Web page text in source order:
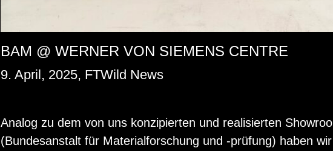
BAM @ WERNER VON SIEMENS CENTRE
9. April, 2025, FTWild News
Ana­log zu dem von uns kon­zi­pier­ten und rea­li­sier­ten
(Bun­des­an­stalt für Ma­te­ri­al­for­schung und -prü­fung) haben